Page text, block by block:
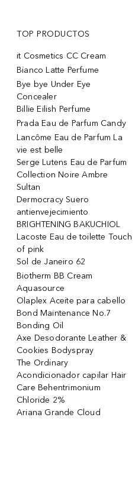
TOP PRODUCTOS
it Cosmetics CC Cream
Bianco Latte Perfume
Bye bye Under Eye
Concealer
Billie Eilish Perfume
Prada Eau de Parfum Candy
Lancôme Eau de Parfum La
vie est belle
Serge Lutens Eau de Parfum
Collection Noire Ambre
Sultan
Dermocracy Suero
antienvejecimiento
BRIGHTENING BAKUCHIOL
Lacoste Eau de toilette Touch
of pink
Sol de Janeiro 62
Biotherm BB Cream
Aquasource
Olaplex Aceite para cabello
Bond Maintenance No.7
Bonding Oil
Axe Desodorante Leather &
Cookies Bodyspray
The Ordinary
Acondicionador capilar Hair
Care Behentrimonium
Chloride 2%
Ariana Grande Cloud